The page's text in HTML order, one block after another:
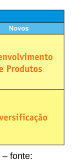
– fonte: